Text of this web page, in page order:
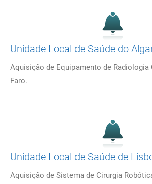
Unidade Local de Saúde do
Aquisição de Equipamento de Radiologia
Faro.
Unidade Local de Saúde de
Aquisição de Sistema de Cirurgia